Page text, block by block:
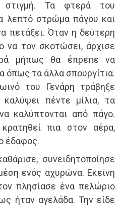
στιγμή. Τα φτερά του
λεπτό στρώμα πάγου και
πετάξει. Όταν η δεύτερη
να τον σκοτώσει, άρχισε
μήπως θα έπρεπε να
όπως τα άλλα σπουργίτια.
του Γενάρη τράβηξε
πέντε μίλια, τα
καλύπτονται από πάγο.
πια στον αέρα,
έδαφος.
συνειδητοποίησε
ενός αχυρώνα. Εκείνη
πλησίασε ένα πελώριο
ήταν αγελάδα. Την είδε